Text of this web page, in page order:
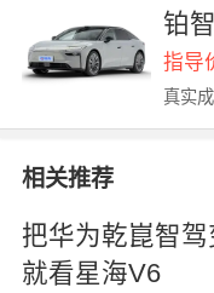
铂
指导
真实
相关推荐
把华为乾崑智驾
就看星海V6